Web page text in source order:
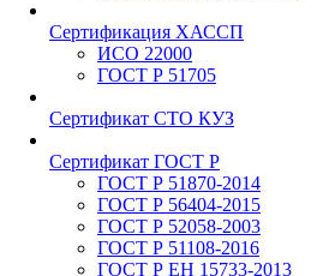
Сертификация ХАССП
ИСО 22000
ГОСТ Р 51705
Сертификат СТО КУЗ
Сертификат ГОСТ Р
ГОСТ Р 51870-2014
ГОСТ Р 56404-2015
ГОСТ Р 52058-2003
ГОСТ Р 51108-2016
ГОСТ Р ЕН 15733-2013